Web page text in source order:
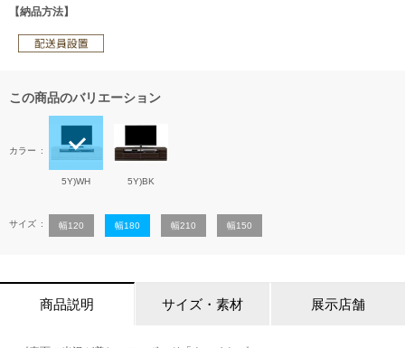
【納品方法】
この商品のバリエーション
カラー
5Y)WH 5Y)BK
サイズ 幅120 幅180 幅210 幅150
商品説明 サイズ・素材 展示店舗